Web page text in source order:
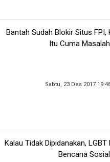
Bantah Sudah Blokir Situs
Itu Cuma
Sabtu, 23 Des 2017
Kalau Tidak Dipidanakan,
Bencana Sosial